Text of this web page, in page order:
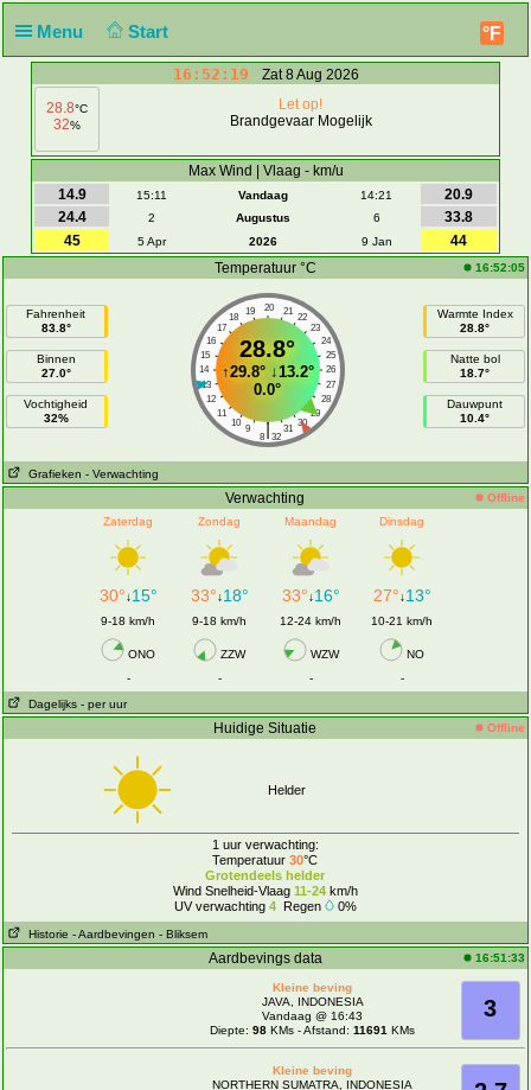
Menu Start °F
16:52:19
Zat 8 Aug 2026
28.8°C
32%
Let op!
Brandgevaar Mogelijk
Max Wind | Vlaag - km/u
14.9
15:11 Vandaag 14:21
20.9
24.4
2 Augustus 6
33.8
45
5 Apr 2026 9 Jan
44
Temperatuur °C
16:52:05
Fahrenheit
83.8°
Binnen
27.0°
Vochtigheid
32%
20
19 21
18
22
17
23
16
24
15
25
14
26
13
27
12
28
11
29
10
30
9 31
|
8 32
28.8°
↑29.8°↓13.2°
0.0°
Warmte Index
28.8°
Natte bol
18.7°
Dauwpunt
10.4°
Grafieken - Verwachting
Verwachting
Offline
Zaterdag
Zondag Maandag Dinsdag
30°↓15° 33°↓18° 33°↓16° 27°↓13°
9-18 km/h 9-18 km/h 12-24 km/h 10-21 km/h
ONO ZZW WZW
NO
-
- -
-
Dagelijks - per uur
Huidige Situatie Offline
Helder
1 uur verwachting:
Temperatuur30°C
Grotendeels helder
Wind Snelheid-Vlaag 11-24km/h
UV verwachting 4Regen 0%
Historie - Aardbevingen - Bliksem
Aardbevings data 16:51:33
3
Kleine beving
JAVA, INDONESIA
Vandaag @ 16:43
Diepte:98 KMs - Afstand:11691 KMs
Kleine beving
NORTHERN SUMATRA, INDONESIA